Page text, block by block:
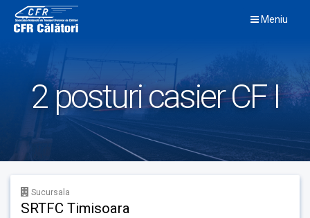
content
Meniu
2 posturi casier CF I
Sucursala
SRTFC Timisoara